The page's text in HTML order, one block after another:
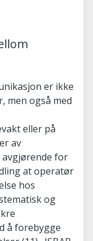
er ikke
men også med
eller på
av
for
at operatør
hos
og
å forebygge